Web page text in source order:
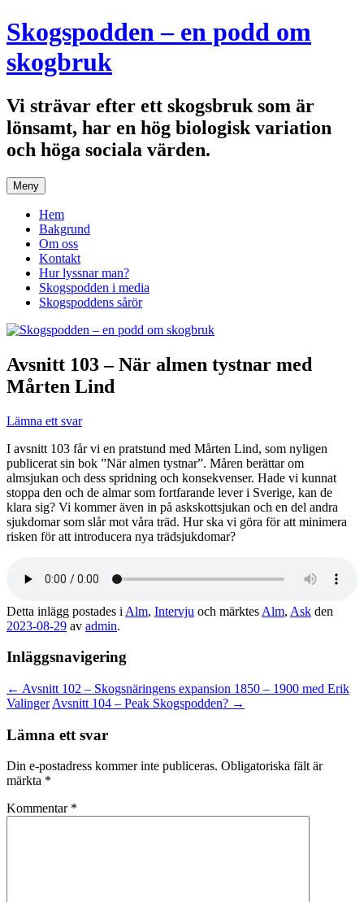
Hoppa
till
innehåll
Skogspodden – en podd om
skogbruk
Vi strävar efter ett skogsbruk som är
lönsamt, har en hög biologisk variation
och höga sociala värden.
Meny
Hem
Bakgrund
Om oss
Kontakt
Hur lyssnar man?
Skogspodden i media
Skogspoddens sårör
Avsnitt 103 – När almen tystnar med
Mårten Lind
Lämna ett svar
I avsnitt 103 får vi en pratstund med Mårten Lind, som nyligen
publicerat sin bok ”När almen tystnar”. Måren berättar om
almsjukan och dess spridning och konsekvenser. Hade vi kunnat
stoppa den och de almar som fortfarande lever i Sverige, kan de
klara sig? Vi kommer även in på askskottsjukan och en del andra
sjukdomar som slår mot våra träd. Hur ska vi göra för att minimera
risken för att introducera nya trädsjukdomar?
Detta inlägg postades i Alm, Intervju och märktes Alm, Ask den
2023-08-29 av admin.
Inläggsnavigering
← Avsnitt 102 – Skogsnäringens expansion 1850 – 1900 med Erik
Valinger Avsnitt 104 – Peak Skogspodden? →
Lämna ett svar
Din e-postadress kommer inte publiceras. Obligatoriska fält är
märkta *
Kommentar *